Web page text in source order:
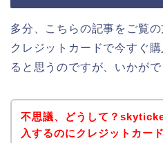
多分、こちらの記事をご覧
クレジットカードで今すぐ
ると思うのですが、いかが
不思議、どうして？
入するのにクレジットカー